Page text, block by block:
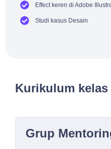
Effect keren di Adobe
Studi kasus Desain
Kurikulum kelas
Grup